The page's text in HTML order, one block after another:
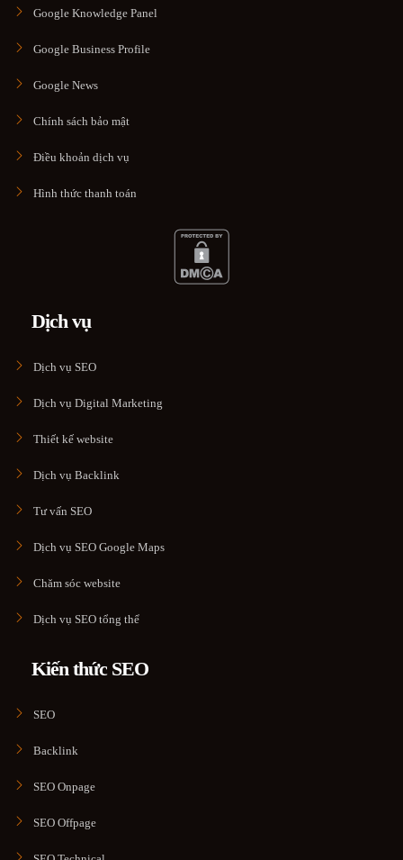
Google Knowledge Panel
Google Business Profile
Google News
Chính sách bảo mật
Điều khoản dịch vụ
Hình thức thanh toán
Dịch vụ
Dịch vụ SEO
Dịch vụ Digital Marketing
Thiết kế website
Dịch vụ Backlink
Tư vấn SEO
Dịch vụ SEO Google Maps
Chăm sóc website
Dịch vụ SEO tổng thể
Kiến thức SEO
SEO
Backlink
SEO Onpage
SEO Offpage